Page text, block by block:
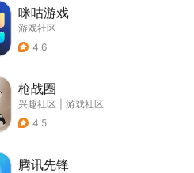
咪咕游戏
游戏社区
4.6
枪战圈
兴趣社区
游戏社区
4.5
腾讯先锋